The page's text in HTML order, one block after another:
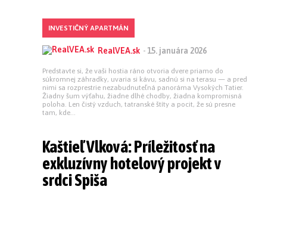
INVESTIČNÝ APARTMÁN
RealVEA.sk - 15. januára 2026
Predstavte si, že vaši hostia ráno otvoria dvere priamo do
súkromnej záhradky, uvaria si kávu, sadnú si na terasu — a pred
nimi sa rozprestrie nezabudnuteľná panoráma Vysokých Tatier.
Žiadny šum výťahu, žiadne dlhé chodby, žiadna kompromisná
poloha. Len čistý vzduch, tatranské štíty a pocit, že sú presne
tam, kde...
Kaštieľ Vlková: Príležitosť na
exkluzívny hotelový projekt v
srdci Spiša